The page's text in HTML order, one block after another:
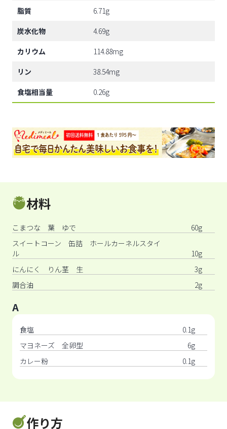
脂質
6.71g
炭水化物
4.69g
カリウム
114.88mg
リン
38.54mg
食塩相当量
0.26g
材料
こまつな 葉 ゆで
60g
スイートコーン 缶詰 ホールカーネルスタイ
ル
10g
にんにく りん茎 生
3g
調合油
2g
A
食塩
0.1g
マヨネーズ 全卵型
6g
カレー粉
0.1g
作り方